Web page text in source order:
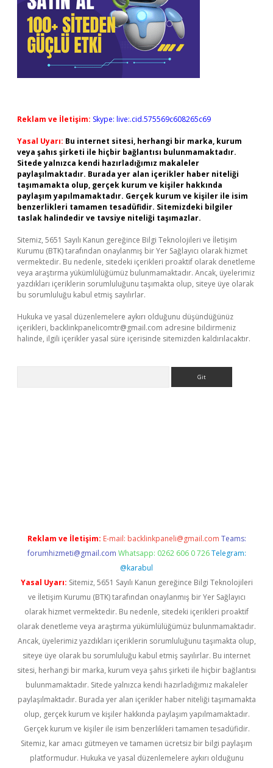
Reklam ve İletişim: Skype: live:.cid.575569c608265c69
Yasal Uyarı: Bu internet sitesi, herhangi bir marka, kurum
veya şahıs şirketi ile hiçbir bağlantısı bulunmamaktadır.
Sitede yalnızca kendi hazırladığımız makaleler
paylaşılmaktadır. Burada yer alan içerikler haber niteliği
taşımamakta olup, gerçek kurum ve kişiler hakkında
paylaşım yapılmamaktadır. Gerçek kurum ve kişiler ile isim
benzerlikleri tamamen tesadüfidir. Sitemizdeki bilgiler
taslak halindedir ve tavsiye niteliği taşımazlar.
Sitemiz, 5651 Sayılı Kanun gereğince Bilgi Teknolojileri ve İletişim
Kurumu (BTK) tarafından onaylanmış bir Yer Sağlayıcı olarak hizmet
vermektedir. Bu nedenle, sitedeki içerikleri proaktif olarak denetleme
veya araştırma yükümlülüğümüz bulunmamaktadır. Ancak, üyelerimiz
yazdıkları içeriklerin sorumluluğunu taşımakta olup, siteye üye olarak
bu sorumluluğu kabul etmiş sayılırlar.
Hukuka ve yasal düzenlemelere aykırı olduğunu düşündüğünüz
içerikleri, backlinkpanelicomtr@gmail.com adresine bildirmeniz
halinde, ilgili içerikler yasal süre içerisinde sitemizden kaldırılacaktır.
Reklam ve İletişim: E-mail: backlinkpaneli@gmail.com Teams:
forumhizmeti@gmail.com Whatsapp: 0262 606 0 726 Telegram:
@karabul
Yasal Uyarı: Sitemiz, 5651 Sayılı Kanun gereğince Bilgi Teknolojileri
ve İletişim Kurumu (BTK) tarafından onaylanmış bir Yer Sağlayıcı
olarak hizmet vermektedir. Bu nedenle, sitedeki içerikleri proaktif
olarak denetleme veya araştırma yükümlülüğümüz bulunmamaktadır.
Ancak, üyelerimiz yazdıkları içeriklerin sorumluluğunu taşımakta olup,
siteye üye olarak bu sorumluluğu kabul etmiş sayılırlar. Bu internet
sitesi, herhangi bir marka, kurum veya şahıs şirketi ile hiçbir bağlantısı
bulunmamaktadır. Sitede yalnızca kendi hazırladığımız makaleler
paylaşılmaktadır. Burada yer alan içerikler haber niteliği taşımamakta
olup, gerçek kurum ve kişiler hakkında paylaşım yapılmamaktadır.
Gerçek kurum ve kişiler ile isim benzerlikleri tamamen tesadüfidir.
Sitemiz, kar amacı gütmeyen ve tamamen ücretsiz bir bilgi paylaşım
platformudur. Hukuka ve yasal düzenlemelere aykırı olduğunu